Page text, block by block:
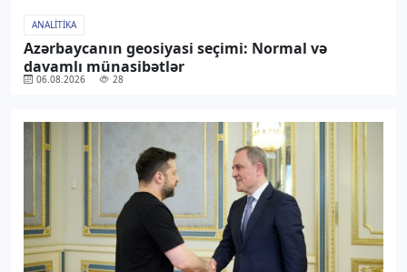
ANALITIKA
Azərbaycanın geosiyasi seçimi: Normal və
davamlı münasibətlər
06.08.2026 28